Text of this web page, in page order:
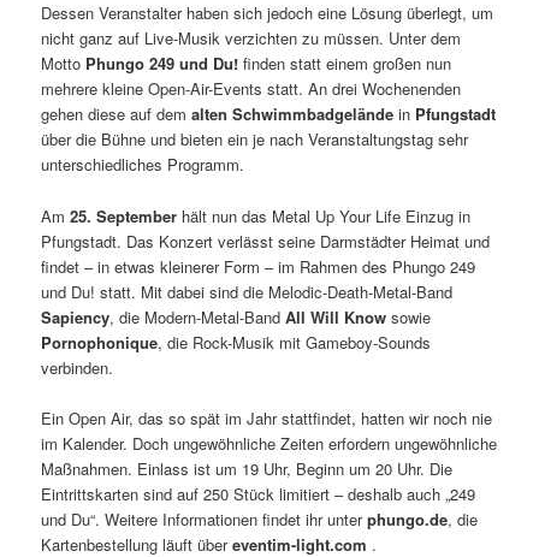
Dessen Veranstalter haben sich jedoch eine Lösung überlegt, um
nicht ganz auf Live-Musik verzichten zu müssen. Unter dem
Motto Phungo 249 und Du! finden statt einem großen nun
mehrere kleine Open-Air-Events statt. An drei Wochenenden
gehen diese auf demalten Schwimmbadgelände in Pfungstadt
über die Bühne und bieten ein je nach Veranstaltungstag sehr
unterschiedliches Programm.
Am25. September hält nun das Metal Up Your Life Einzug in
Pfungstadt. Das Konzert verlässt seine Darmstädter Heimat und
findet – in etwas kleinerer Form – im Rahmen des Phungo 249
und Du! statt. Mit dabei sind die Melodic-Death-Metal-Band
Sapiency, die Modern-Metal-BandAll Will Know sowie
Pornophonique, die Rock-Musik mit Gameboy-Sounds
verbinden.
Ein Open Air, das so spät im Jahr stattfindet, hatten wir noch nie
im Kalender. Doch ungewöhnliche Zeiten erfordern ungewöhnliche
Maßnahmen. Einlass ist um 19 Uhr, Beginn um 20 Uhr. Die
Eintrittskarten sind auf 250 Stück limitiert – deshalb auch „249
und Du“. Weitere Informationen findet ihr unterphungo.de, die
Kartenbestellung läuft übereventim-light.com .